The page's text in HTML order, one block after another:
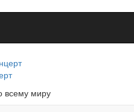
всему миру